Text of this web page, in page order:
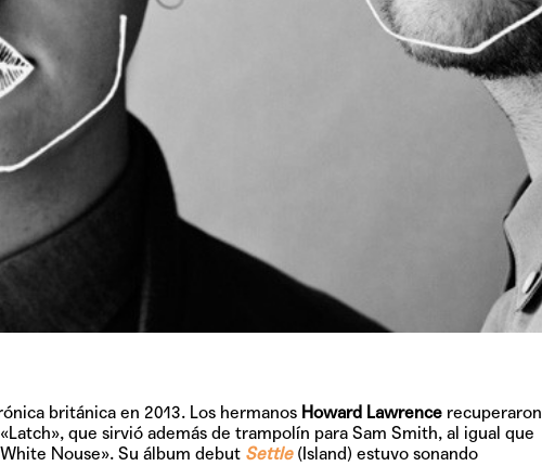
británica en 2013. Los hermanos Howard Lawrencerecuperaron
que sirvió además de trampolín para Sam Smith, al igual que
Nouse». Su álbum debut Settle(Island) estuvo sonando